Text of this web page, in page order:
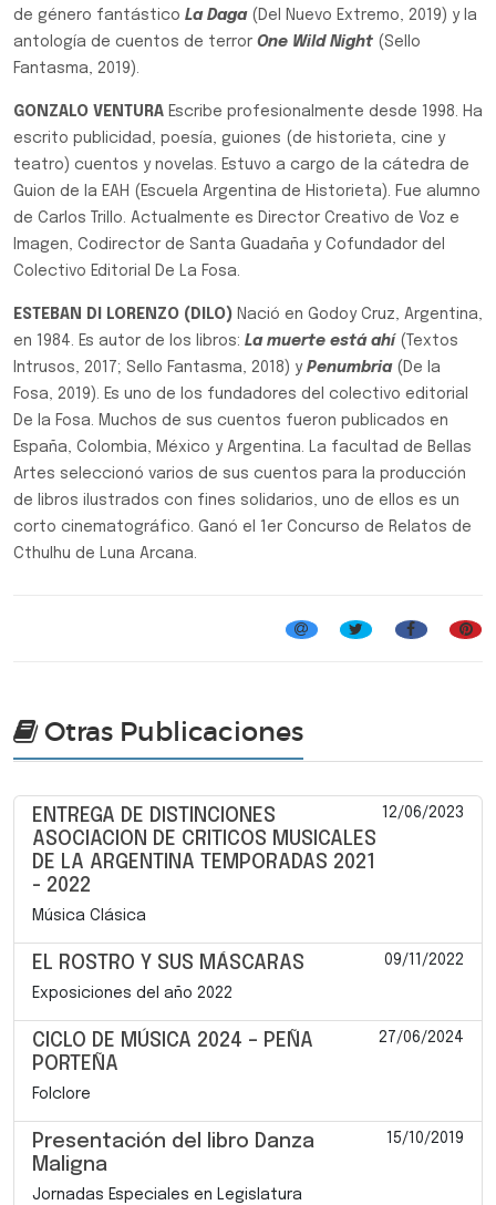
de género fantástico La Daga(Del Nuevo Extremo, 2019) y la
antología de cuentos de terror One Wild Night (Sello
Fantasma, 2019).
GONZALO VENTURA Escribe profesionalmente desde 1998. Ha
escrito publicidad, poesía, guiones (de historieta, cine y
teatro) cuentos y novelas. Estuvo a cargo de la cátedra de
Guion de la EAH (Escuela Argentina de Historieta). Fue alumno
de Carlos Trillo. Actualmente es Director Creativo de Voz e
Imagen, Codirector de Santa Guadaña y Cofundador del
Colectivo Editorial De La Fosa.
ESTEBAN DI LORENZO (DILO) Nació en Godoy Cruz, Argentina,
en 1984. Es autor de los libros: La muerte está ahí (Textos
Intrusos, 2017; Sello Fantasma, 2018) y Penumbria(De la
Fosa, 2019). Es uno de los fundadores del colectivo editorial
De la Fosa. Muchos de sus cuentos fueron publicados en
España, Colombia, México y Argentina. La facultad de Bellas
Artes seleccionó varios de sus cuentos para la producción
de libros ilustrados con fines solidarios, uno de ellos es un
corto cinematográfico. Ganó el 1er Concurso de Relatos de
Cthulhu de Luna Arcana.
Otras Publicaciones
ENTREGA DE DISTINCIONES
ASOCIACION DE CRITICOS MUSICALES
DE LA ARGENTINA TEMPORADAS 2021
- 2022
12/06/2023
Música Clásica
EL ROSTRO Y SUS MÁSCARAS 09/11/2022
Exposiciones del año 2022
CICLO DE MÚSICA 2024 – PEÑA
PORTEÑA
27/06/2024
Folclore
Presentación del libro Danza
Maligna
15/10/2019
Jornadas Especiales en Legislatura